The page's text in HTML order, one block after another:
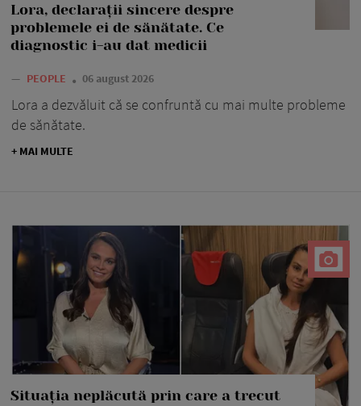
Lora, declarații sincere despre
problemele ei de sănătate. Ce
diagnostic i-au dat medicii
— PEOPLE 06 august 2026
Lora a dezvăluit că se confruntă cu mai multe probleme
de sănătate.
+ MAI MULTE
Situația neplăcută prin care a trecut